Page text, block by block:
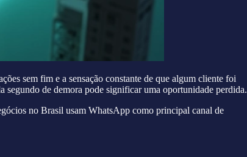
sem fim e a sensação constante de que algum cliente foi
segundo de demora pode significar uma oportunidade perdida.
no Brasil usam WhatsApp como principal canal de